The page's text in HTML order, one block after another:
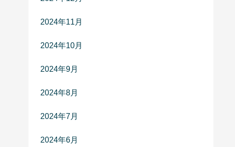
2024年11月
2024年10月
2024年9月
2024年8月
2024年7月
2024年6月